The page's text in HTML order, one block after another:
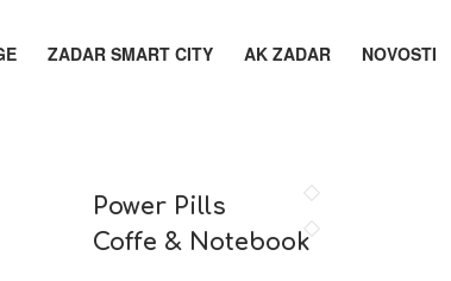
ZADAR SMART CITY AK ZADAR NOVOSTI
Power Pills
Coffe & Notebook